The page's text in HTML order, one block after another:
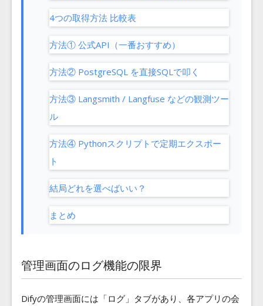
4つの取得方法 比較表
方法① 公式API（一番おすすめ）
方法② PostgreSQL を直接SQLで叩く
方法③ Langsmith / Langfuse などの観測ツー
ル
方法④ Pythonスクリプトで定期エクスポー
ト
結局どれを選べばいい？
まとめ
管理画面のログ機能の限界
Difyの管理画面には「ログ」タブがあり、各アプリの会